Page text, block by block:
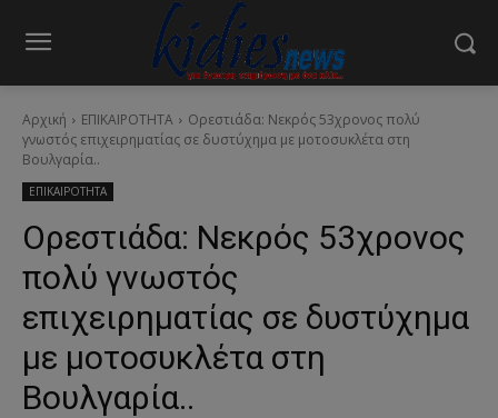
Αρχική ΕΠΙΚΑΙΡΟΤΗΤΑ
Ορεστιάδα: Νεκρός 53χρονος πολύ
γνωστός επιχειρηματίας σε δυστύχημα με μοτοσυκλέτα στη
Βουλγαρία..
ΕΠΙΚΑΙΡΟΤΗΤΑ
Ορεστιάδα: Νεκρός 53χρονος
πολύ γνωστός
επιχειρηματίας σε δυστύχημα
με μοτοσυκλέτα στη
Βουλγαρία..